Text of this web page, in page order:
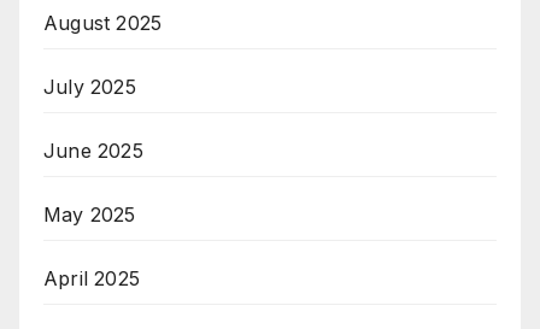
August 2025
July 2025
June 2025
May 2025
April 2025